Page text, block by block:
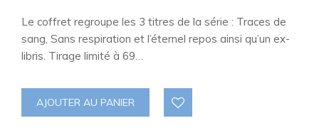
Le coffret regroupe les 3 titres de la série : Traces de
sang, Sans respiration et l’éternel repos ainsi qu’un ex-
libris. Tirage limité à 69…
AJOUTER AU PANIER